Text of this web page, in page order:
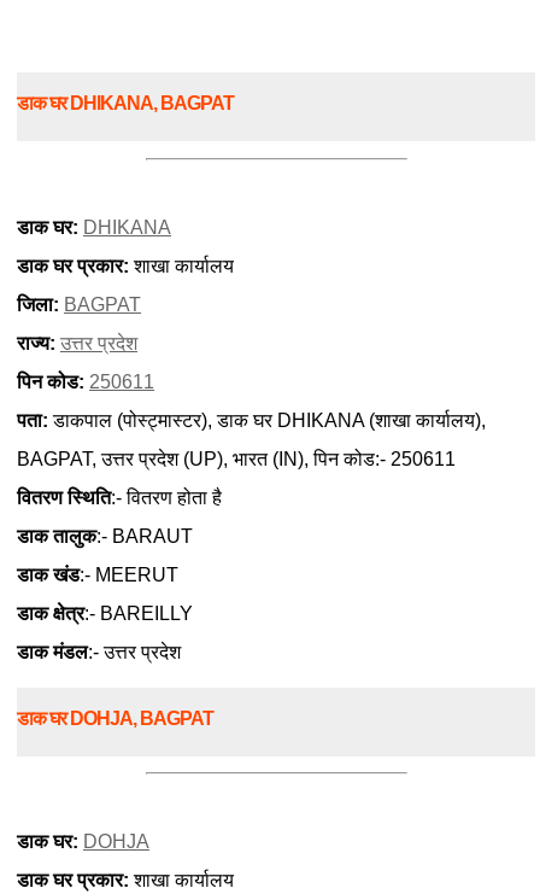
डाक घर DHIKANA, BAGPAT
डाक घर: DHIKANA
डाक घर प्रकार: शाखा कार्यालय
जिला: BAGPAT
राज्य: उत्तर प्रदेश
पिन कोड: 250611
पता: डाकपाल (पोस्ट्मास्टर), डाक घर DHIKANA (शाखा कार्यालय),
BAGPAT, उत्तर प्रदेश (UP), भारत (IN), पिन कोड:- 250611
वितरण स्थिति:- वितरण होता है
डाक तालुक:- BARAUT
डाक खंड:- MEERUT
डाक क्षेत्र:- BAREILLY
डाक मंडल:- उत्तर प्रदेश
डाक घर DOHJA, BAGPAT
डाक घर: DOHJA
डाक घर प्रकार: शाखा कार्यालय